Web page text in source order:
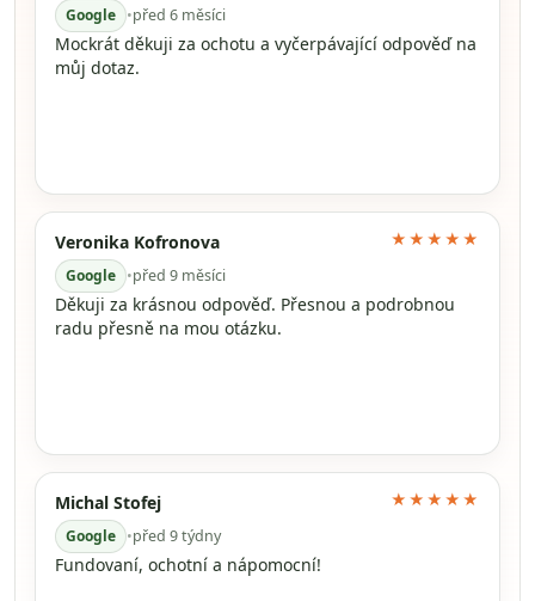
Google •před 6 měsíci
Mockrát děkuji za ochotu a vyčerpávající odpověď na
můj dotaz.
Veronika Kofronova
Google •před 9 měsíci
★★★★★
Děkuji za krásnou odpověď. Přesnou a podrobnou
radu přesně na mou otázku.
Michal Stofej
Google •před 9 týdny
★★★★★
Fundovaní, ochotní a nápomocní!